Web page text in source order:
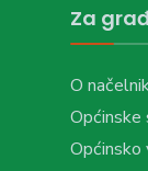
Za
O
Općinske
Općinsko